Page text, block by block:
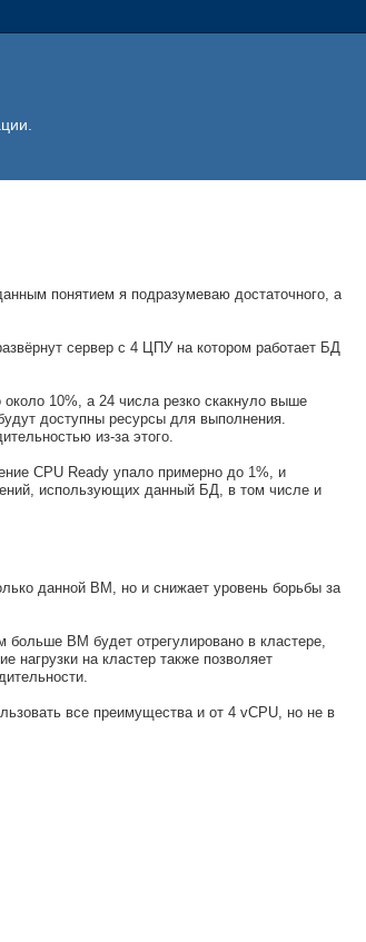
понятием я подразумеваю достаточного, а
сервер с 4 ЦПУ на котором работает БД
10%, а 24 числа резко скакнуло выше
доступны ресурсы для выполнения.
из-за этого.
CPU Ready упало примерно до 1%, и
использующих данный БД, в том числе и
данной ВМ, но и снижает уровень борьбы за
ВМ будет отрегулировано в кластере,
нагрузки на кластер также позволяет
все преимущества и от 4 vCPU, но не в